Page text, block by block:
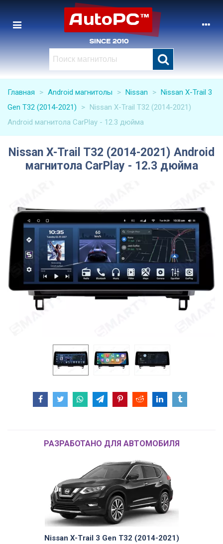
Главная > Android магнитолы > Nissan > Nissan X-Trail 3
Gen T32 (2014-2021)
> Nissan X-Trail T32 (2014-2021)
Android магнитола CarPlay - 12.3 дюйма
Nissan X-Trail T32 (2014-2021) Android
магнитола CarPlay - 12.3 дюйма
РАЗРАБОТАНО ДЛЯ АВТОМОБИЛЯ
Nissan X-Trail 3 Gen T32 (2014-2021)